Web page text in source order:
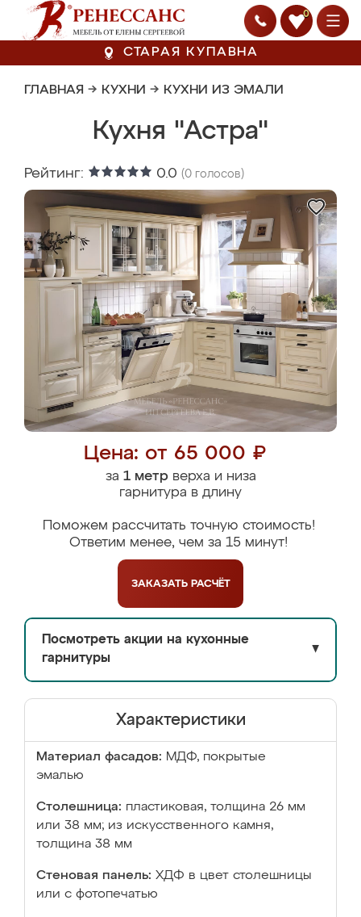
0
СТАРАЯ КУПАВНА
ГЛАВНАЯ → КУХНИ → КУХНИ ИЗ ЭМАЛИ
Кухня "Астра"
Рейтинг: 0.0 (0 голосов)
Цена: от 65 000 ₽
за 1 метрверха и низа
гарнитура в длину
Поможем рассчитать точную стоимость!
Ответим менее, чем за 15 минут!
ЗАКАЗАТЬ РАСЧЁТ
Посмотреть акции на кухонные
гарнитуры
▼
Характеристики
Материал фасадов: МДФ, покрытые
эмалью
Столешница: пластиковая, толщина 26 мм
или 38 мм; из искусственного камня,
толщина 38 мм
Стеновая панель: ХДФ в цвет столешницы
или с фотопечатью